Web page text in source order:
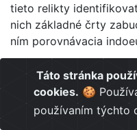
tieto relikty
nich základné črty
ním porovnávacia
Ak nás zaujíma
predpokladať, že
Táto stránka
cookies. 🍪
používaním týchto